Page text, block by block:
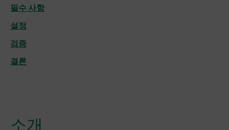
필수 사항
설정
검증
결론
소개